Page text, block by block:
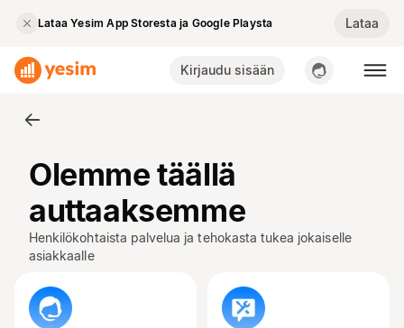
Lataa Yesim App Storesta ja Google Playsta Lataa
Kirjaudu sisään
Olemme täällä
auttaaksemme
Henkilökohtaista palvelua ja tehokasta tukea jokaiselle
asiakkaalle